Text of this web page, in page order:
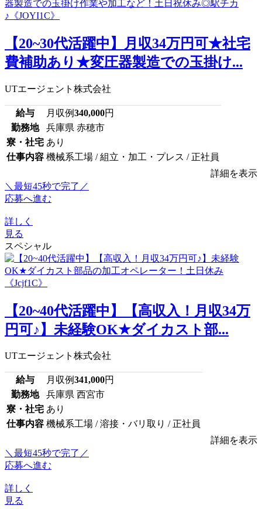
【20~30代活躍中】月収34万円可★社宅
費補助あり★変圧器製造での玉掛け...
UTエージェント株式会社
給与 月収例340,000円
勤務地
兵庫県 赤穂市
寮・社宅 あり
仕事内容 機械系工場 / 組立・加工・プレス / 正社員
詳細を表示
＼最短45秒で完了／
応募へ進む
詳しく
見る
スペシャル
【20~40代活躍中】【高収入！月収34万
円可♪】未経験OK★ダイカスト部...
UTエージェント株式会社
給与 月収例341,000円
勤務地
兵庫県 西宮市
寮・社宅 あり
仕事内容 機械系工場 / 溶接・バリ取り / 正社員
詳細を表示
＼最短45秒で完了／
応募へ進む
詳しく
見る